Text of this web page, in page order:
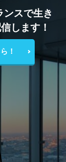
ンスで生き
します！
！